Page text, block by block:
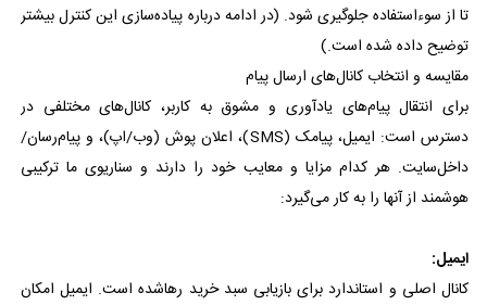
تا از سوءاستفاده جلوگیری شود. (در ادامه درباره پیاده‌سازی این کنترل بیشتر
توضیح داده شده است.)
مقایسه و انتخاب کانال‌های ارسال پیام
برای انتقال پیام‌های یادآوری و مشوق به کاربر، کانال‌های مختلفی در
دسترس است: ایمیل، پیامک (SMS)، اعلان پوش (وب/اپ)، و پیام‌رسان/
داخل‌سایت. هر کدام مزایا و معایب خود را دارند و سناریوی ما ترکیبی
هوشمند از آنها را به کار می‌گیرد:
ایمیل:
کانال اصلی و استاندارد برای بازیابی سبد خرید رها‌شده است. ایمیل امکان